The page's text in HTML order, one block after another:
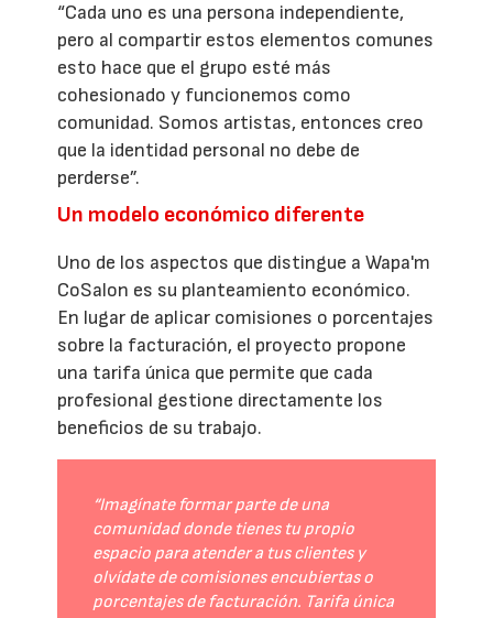
“Cada uno es una persona independiente,
pero al compartir estos elementos comunes
esto hace que el grupo esté más
cohesionado y funcionemos como
comunidad. Somos artistas, entonces creo
que la identidad personal no debe de
perderse”.
Un modelo económico diferente
Uno de los aspectos que distingue a Wapa'm
CoSalon es su planteamiento económico.
En lugar de aplicar comisiones o porcentajes
sobre la facturación, el proyecto propone
una tarifa única que permite que cada
profesional gestione directamente los
beneficios de su trabajo.
“Imagínate formar parte de una
comunidad donde tienes tu propio
espacio para atender a tus clientes y
olvídate de comisiones encubiertas o
porcentajes de facturación. Tarifa única